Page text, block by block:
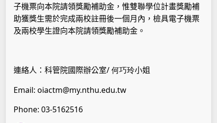
子機票向本院請領獎勵補助金，惟雙聯學位計畫獎勵補
助獲獎生需於完成兩校註冊後一個月內，檢具電子機票
及兩校學生證向本院請領獎勵補助金。
連絡人：科管院國際辦公室/ 何巧玲小姐
Email: oiactm@my.nthu.edu.tw
Phone: 03-5162516